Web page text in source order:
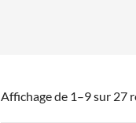
Affichage de 1–9 sur 27